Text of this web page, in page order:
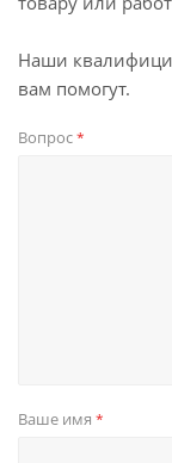
Наши
вам помогут.
Вопрос*
Ваше имя *